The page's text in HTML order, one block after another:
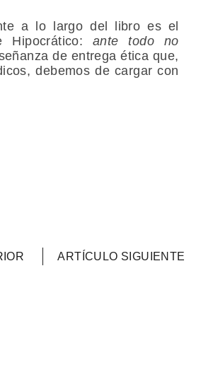
a lo largo del libro es el
Hipocrático: ante todo no
de entrega ética que,
debemos de cargar con
ARTÍCULO SIGUIENTE